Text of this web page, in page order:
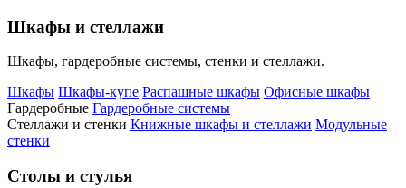
Шкафы и стеллажи
Шкафы, гардеробные системы, стенки и стеллажи.
Шкафы Шкафы-купе Распашные шкафы Офисные шкафы
Гардеробные Гардеробные системы
Стеллажи и стенки Книжные шкафы и стеллажи Модульные
стенки
Столы и стулья